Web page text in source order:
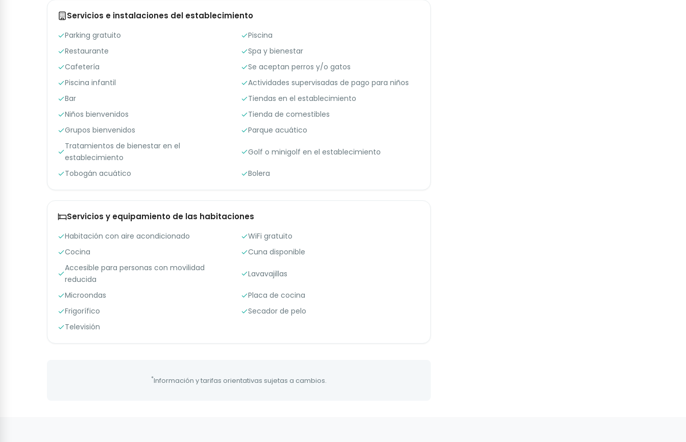
Servicios e instalaciones del establecimiento
Parking gratuito
Piscina
Restaurante
Spa y bienestar
Cafetería
Se aceptan perros y/o gatos
Piscina infantil
Actividades supervisadas de pago para niños
Bar
Tiendas en el establecimiento
Niños bienvenidos
Tienda de comestibles
Grupos bienvenidos
Parque acuático
Tratamientos de bienestar en el
establecimiento
Golf o minigolf en el establecimiento
Tobogán acuático Bolera
Servicios y equipamiento de las habitaciones
Habitación con aire acondicionado
WiFi gratuito
Cocina
Cuna disponible
Accesible para personas con movilidad
reducida
Lavavajillas
Microondas
Placa de cocina
Frigorífico
Secador de pelo
Televisión
*Información y tarifas orientativas sujetas a cambios.